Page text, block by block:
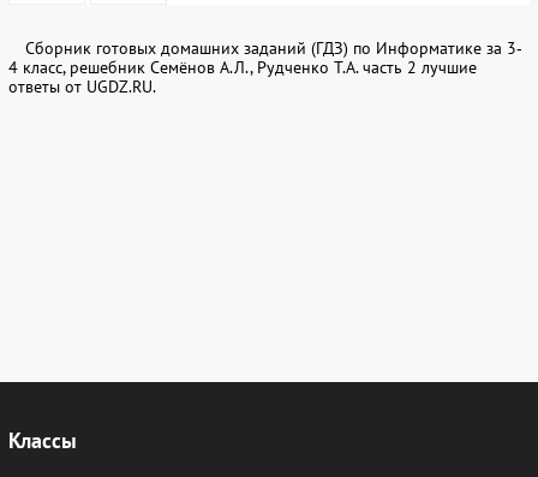
Сборник готовых домашних заданий (ГДЗ) по Информатике за 3‐
4 класс, решебник Семёнов А.Л., Рудченко Т.А. часть 2 лучшие
ответы от UGDZ.RU.
Классы